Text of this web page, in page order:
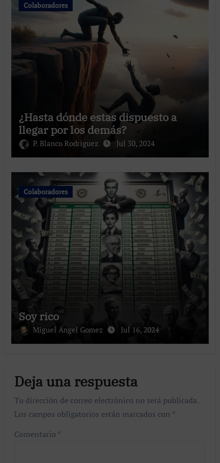
Colaboradores
¿Hasta dónde estas dispuesto a
llegar por los demás?
P. Blanco Rodríguez Jul 30, 2024
Colaboradores
Soy rico
Miguel Angel Gomez Jul 16, 2024
Deja una respuesta
Tu dirección de correo electrónico no será publicada.
Los campos obligatorios están marcados con *
Comentario *